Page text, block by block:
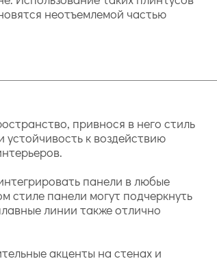
неотъемлемой частью
привнося в него стиль
устойчивость к воздействию
панели в любые
стиле панели могут подчеркнуть
линии также отлично
акценты на стенах и